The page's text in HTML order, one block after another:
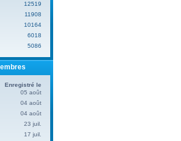
12519
11908
10164
6018
5086
Enregistré le
05 août
04 août
04 août
23 juil.
17 juil.